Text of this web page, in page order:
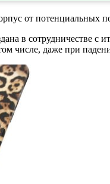
от потенциальных
в сотрудничестве
числе, даже при